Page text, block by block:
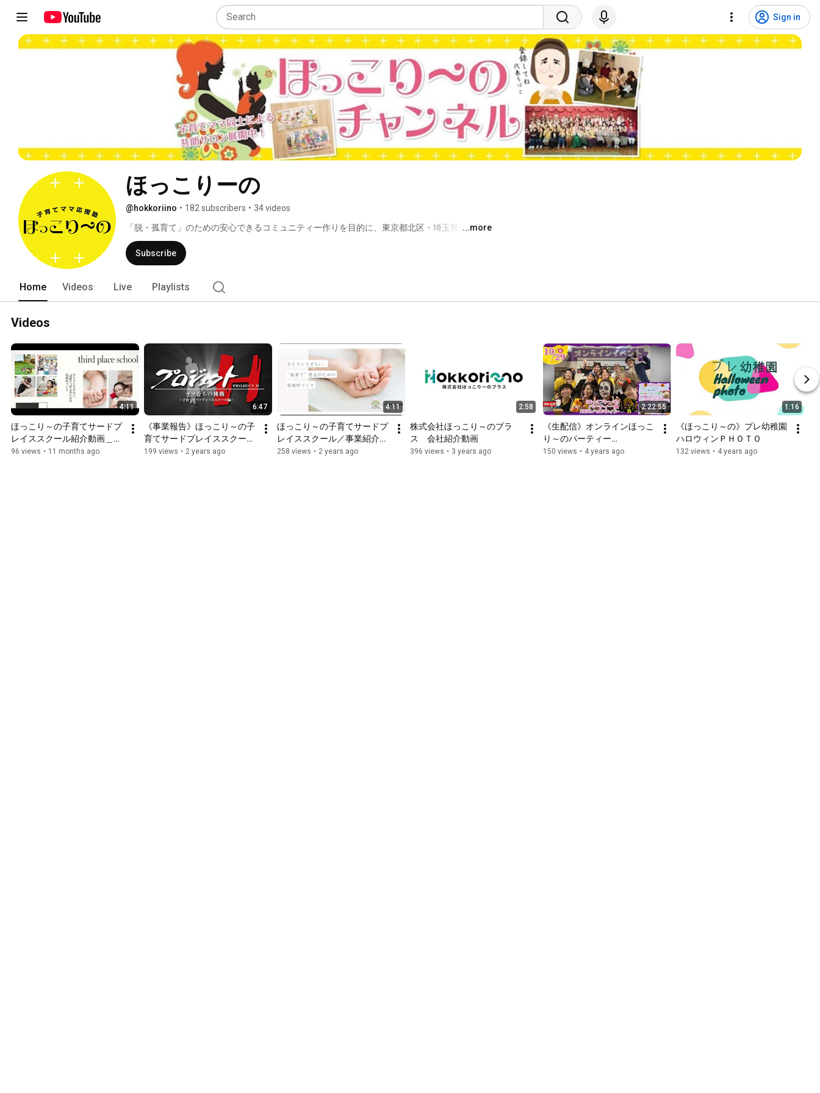
Sign in
ほっこりーの
@hokkoriino • 182 subscribers • 34 videos
「脱・孤育て」のための安心できるコミュニティー作りを目的に、東京都北区・埼玉県蕨市で
子育て支援センターを運営しております。
...more
Subscribe
Home Videos Live Playlists
Videos
4:11
ほっこり～の子育てサードプ
レイススクール紹介動画＿
2025 08 11
96 views • 11 months ago
6:47
《事業報告》ほっこり～の子
育てサードプレイススクール
事業～ママたちの挑戦～／プ
199 views • 2 years ago
4:11
ほっこり～の子育てサードプ
レイススクール／事業紹介動
画
258 views • 2 years ago
2:58
株式会社ほっこり～のプラ
ス　会社紹介動画
396 views • 3 years ago
2:22:55
《生配信》オンラインほっこ
り～のパーティー
★Halloween2021／修正済
150 views • 4 years ago
1:16
《ほっこり～の》プレ幼稚園
ハロウィンＰＨＯＴＯ
132 views • 4 years ago